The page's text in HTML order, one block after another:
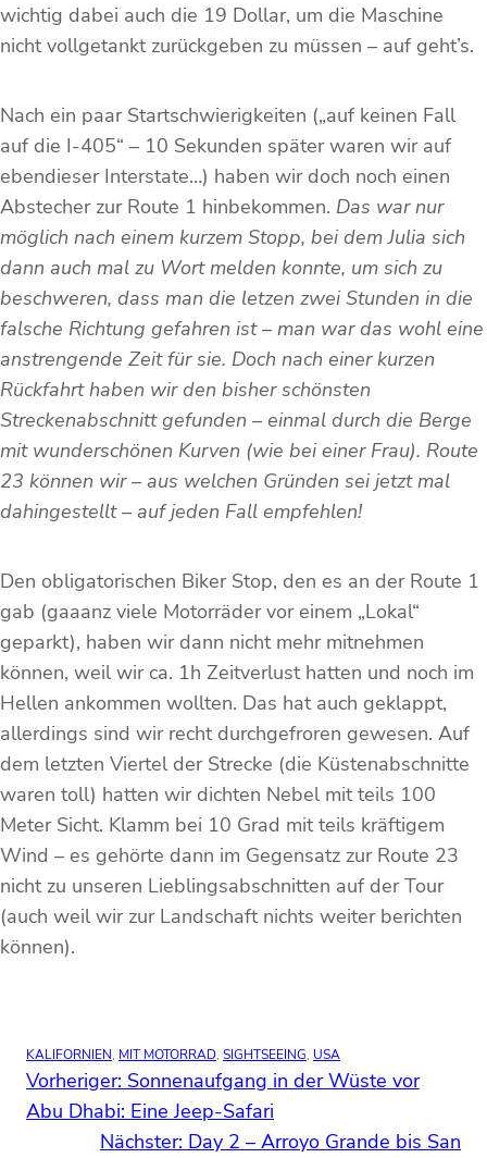
wichtig dabei auch die 19 Dollar, um die Maschine
nicht vollgetankt zurückgeben zu müssen – auf geht’s.
Nach ein paar Startschwierigkeiten („auf keinen Fall
auf die I-405“ – 10 Sekunden später waren wir auf
ebendieser Interstate…) haben wir doch noch einen
Abstecher zur Route 1 hinbekommen. Das war nur
möglich nach einem kurzem Stopp, bei dem Julia sich
dann auch mal zu Wort melden konnte, um sich zu
beschweren, dass man die letzen zwei Stunden in die
falsche Richtung gefahren ist – man war das wohl eine
anstrengende Zeit für sie. Doch nach einer kurzen
Rückfahrt haben wir den bisher schönsten
Streckenabschnitt gefunden – einmal durch die Berge
mit wunderschönen Kurven (wie bei einer Frau). Route
23 können wir – aus welchen Gründen sei jetzt mal
dahingestellt – auf jeden Fall empfehlen!
Den obligatorischen Biker Stop, den es an der Route 1
gab (gaaanz viele Motorräder vor einem „Lokal“
geparkt), haben wir dann nicht mehr mitnehmen
können, weil wir ca. 1h Zeitverlust hatten und noch im
Hellen ankommen wollten. Das hat auch geklappt,
allerdings sind wir recht durchgefroren gewesen. Auf
dem letzten Viertel der Strecke (die Küstenabschnitte
waren toll) hatten wir dichten Nebel mit teils 100
Meter Sicht. Klamm bei 10 Grad mit teils kräftigem
Wind – es gehörte dann im Gegensatz zur Route 23
nicht zu unseren Lieblingsabschnitten auf der Tour
(auch weil wir zur Landschaft nichts weiter berichten
können).
KALIFORNIEN, MIT MOTORRAD, SIGHTSEEING, USA
Vorheriger: Sonnenaufgang in der Wüste vor
Abu Dhabi: Eine Jeep-Safari
Nächster: Day 2 – Arroyo Grande bis San